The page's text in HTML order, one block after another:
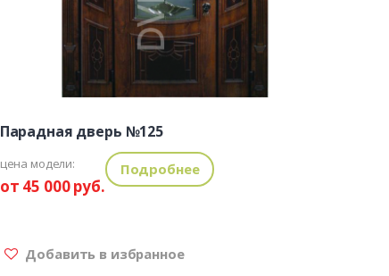
Парадная дверь №125
цена модели:
от 45 000 руб.
Подробнее
Добавить в избранное